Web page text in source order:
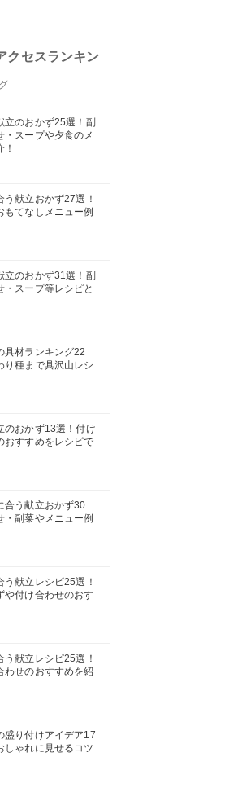
クセスランキン
立のおかず25選！副
・スープや夕食のメ
う献立おかず27選！
もてなしメニュー例
立のおかず31選！副
・スープ等レシピと
具材ランキング22
り種まで具沢山レシ
のおかず13選！付け
おすすめをレシピで
合う献立おかず30
・副菜やメニュー例
う献立レシピ25選！
や付け合わせのおす
う献立レシピ25選！
わせのおすすめを紹
盛り付けアイデア17
しゃれに見せるコツ